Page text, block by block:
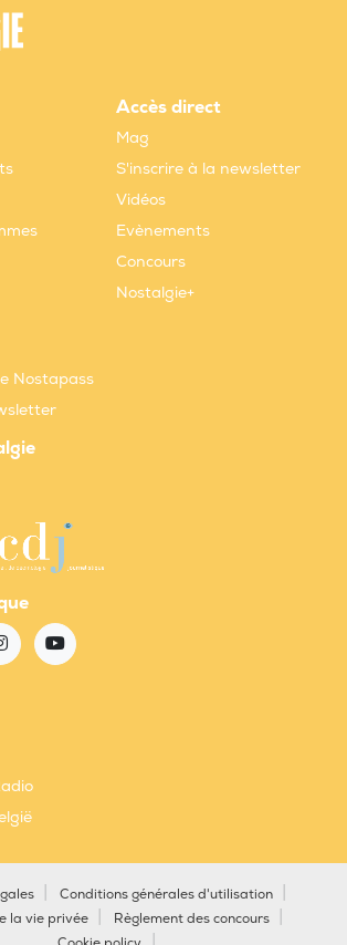
Accès direct
Mag
S'inscrire à la newsletter
Vidéos
Evènements
Concours
Nostalgie+
Nostapass
Conditions générales d'utilisation
la vie privée
Règlement des concours